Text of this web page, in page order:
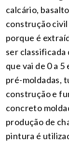
calcário,
construção civil
porque é
ser classificada
que vai de 0 a 5
pré-moldadas,
construção e
concreto
produção de
pintura é